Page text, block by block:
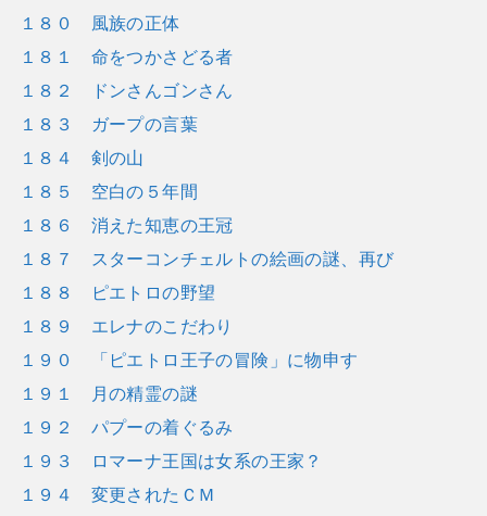
１８０ 風族の正体
１８１ 命をつかさどる者
１８２ ドンさんゴンさん
１８３ ガープの言葉
１８４ 剣の山
１８５ 空白の５年間
１８６ 消えた知恵の王冠
１８７ スターコンチェルトの絵画の謎、再び
１８８ ピエトロの野望
１８９ エレナのこだわり
１９０ 「ピエトロ王子の冒険」に物申す
１９１ 月の精霊の謎
１９２ パプーの着ぐるみ
１９３ ロマーナ王国は女系の王家？
１９４ 変更されたＣＭ